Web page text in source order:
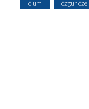
ölüm özgür özel